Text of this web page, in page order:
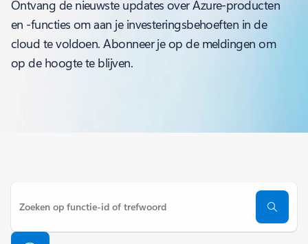
Ontvang de nieuwste updates over Azure-producten
en -functies om aan je investeringsbehoeften in de
cloud te voldoen. Abonneer je op de meldingen om
op de hoogte te blijven.